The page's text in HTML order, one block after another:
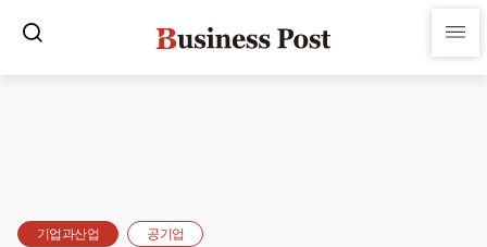
기업과산업 공기업